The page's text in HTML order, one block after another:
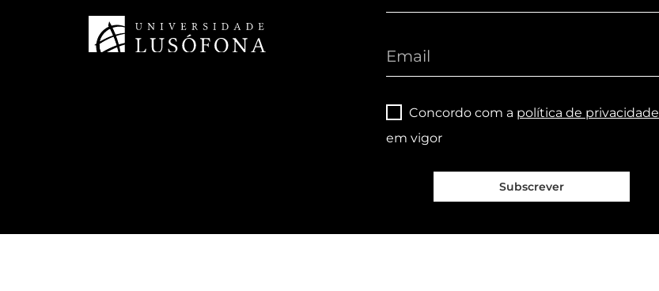
Concordo com a política de privacidade
em vigor
Subscrever